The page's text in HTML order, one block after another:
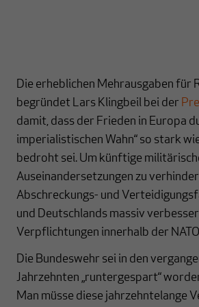
Die erheblichen Mehrausgaben für
begründet Lars Klingbeil bei der
damit, dass der Frieden in Europa
imperialistischen Wahn“ so stark
bedroht sei. Um künftige
Auseinandersetzungen zu
Abschreckungs- und
und Deutschlands massiv
Verpflichtungen innerhalb der
Die Bundeswehr sei in den
Jahrzehnten „runtergespart“
Man müsse diese jahrzehntelange